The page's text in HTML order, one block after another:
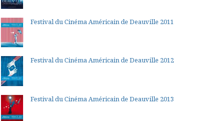
Festival du Cinéma Américain de Deauville 2011
Festival du Cinéma Américain de Deauville 2012
Festival du Cinéma Américain de Deauville 2013